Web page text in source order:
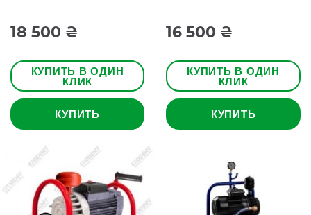
18 500 ₴
КУПИТЬ В ОДИН
КЛИК
КУПИТЬ
16 500 ₴
КУПИТЬ В ОДИН
КЛИК
КУПИТЬ